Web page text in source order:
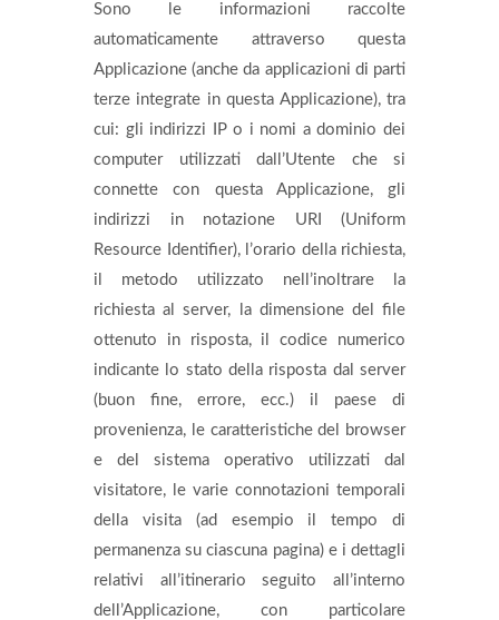
Sono le informazioni raccolte
automaticamente attraverso questa
Applicazione (anche da applicazioni di parti
terze integrate in questa Applicazione), tra
cui: gli indirizzi IP o i nomi a dominio dei
computer utilizzati dall’Utente che si
connette con questa Applicazione, gli
indirizzi in notazione URI (Uniform
Resource Identifier), l’orario della richiesta,
il metodo utilizzato nell’inoltrare la
richiesta al server, la dimensione del file
ottenuto in risposta, il codice numerico
indicante lo stato della risposta dal server
(buon fine, errore, ecc.) il paese di
provenienza, le caratteristiche del browser
e del sistema operativo utilizzati dal
visitatore, le varie connotazioni temporali
della visita (ad esempio il tempo di
permanenza su ciascuna pagina) e i dettagli
relativi all’itinerario seguito all’interno
dell’Applicazione, con particolare